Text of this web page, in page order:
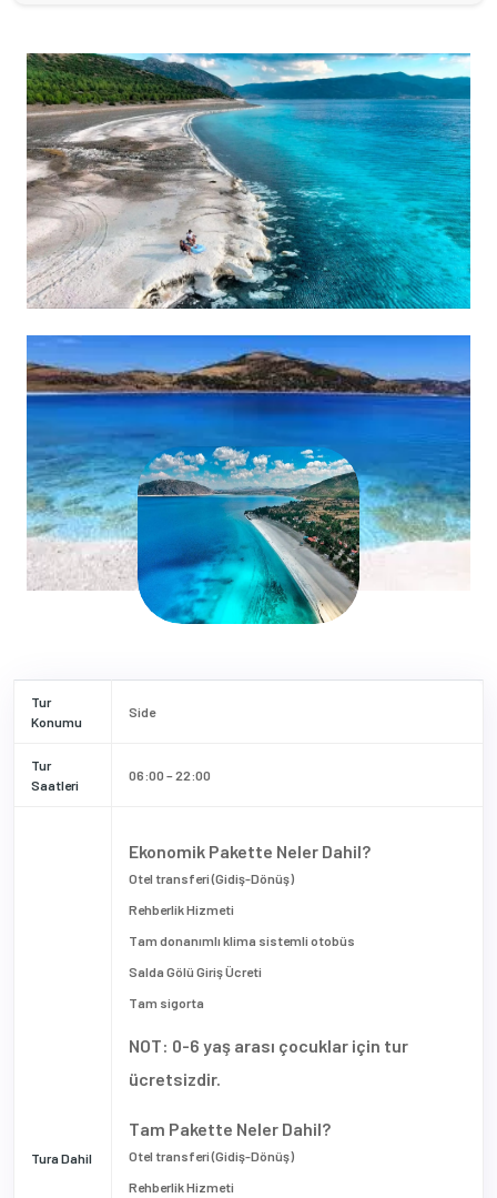
Tur
Konumu
Side
Tur
Saatleri
06:00 – 22:00
Tura Dahil
Ekonomik Pakette Neler Dahil?
Otel transferi (Gidiş-Dönüş)
Rehberlik Hizmeti
Tam donanımlı klima sistemli otobüs
Salda Gölü Giriş Ücreti
Tam sigorta
NOT: 0-6 yaş arası çocuklar için tur
ücretsizdir.
Tam Pakette Neler Dahil?
Otel transferi (Gidiş-Dönüş)
Rehberlik Hizmeti